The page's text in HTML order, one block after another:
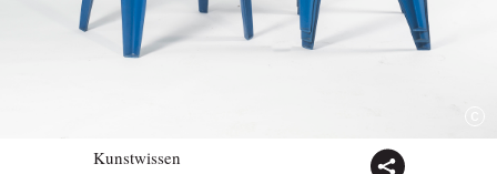
Kunstwissen